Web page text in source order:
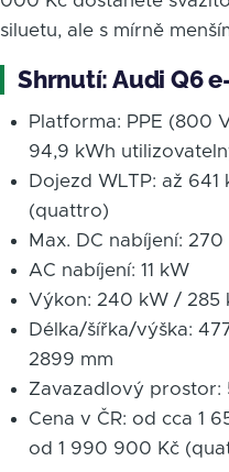
siluetu, ale s mírně
Shrnutí: Audi Q6
Platforma: PPE (800
94,9 kWh
Dojezd WLTP: až
(quattro)
Max. DC nabíjení:
AC nabíjení: 11 kW
Výkon: 240 kW / 285
Délka/šířka/výška:
2899 mm
Zavazadlový prostor:
Cena v ČR: od cca 1
od 1 990 900 Kč